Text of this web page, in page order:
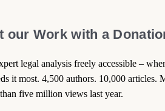
würde. Die verfrühte Einführung
dann sogar zur Störung der
Union führen, wenn
von den überstimmten
ignoriert werden – so wie es zuletzt
der Fall war. Dass die EU
ist, hat übrigens der
our Work with a
legal analysis freely accessible –
it most. 4,500 authors. 10,000 articles.
than five million views last year.